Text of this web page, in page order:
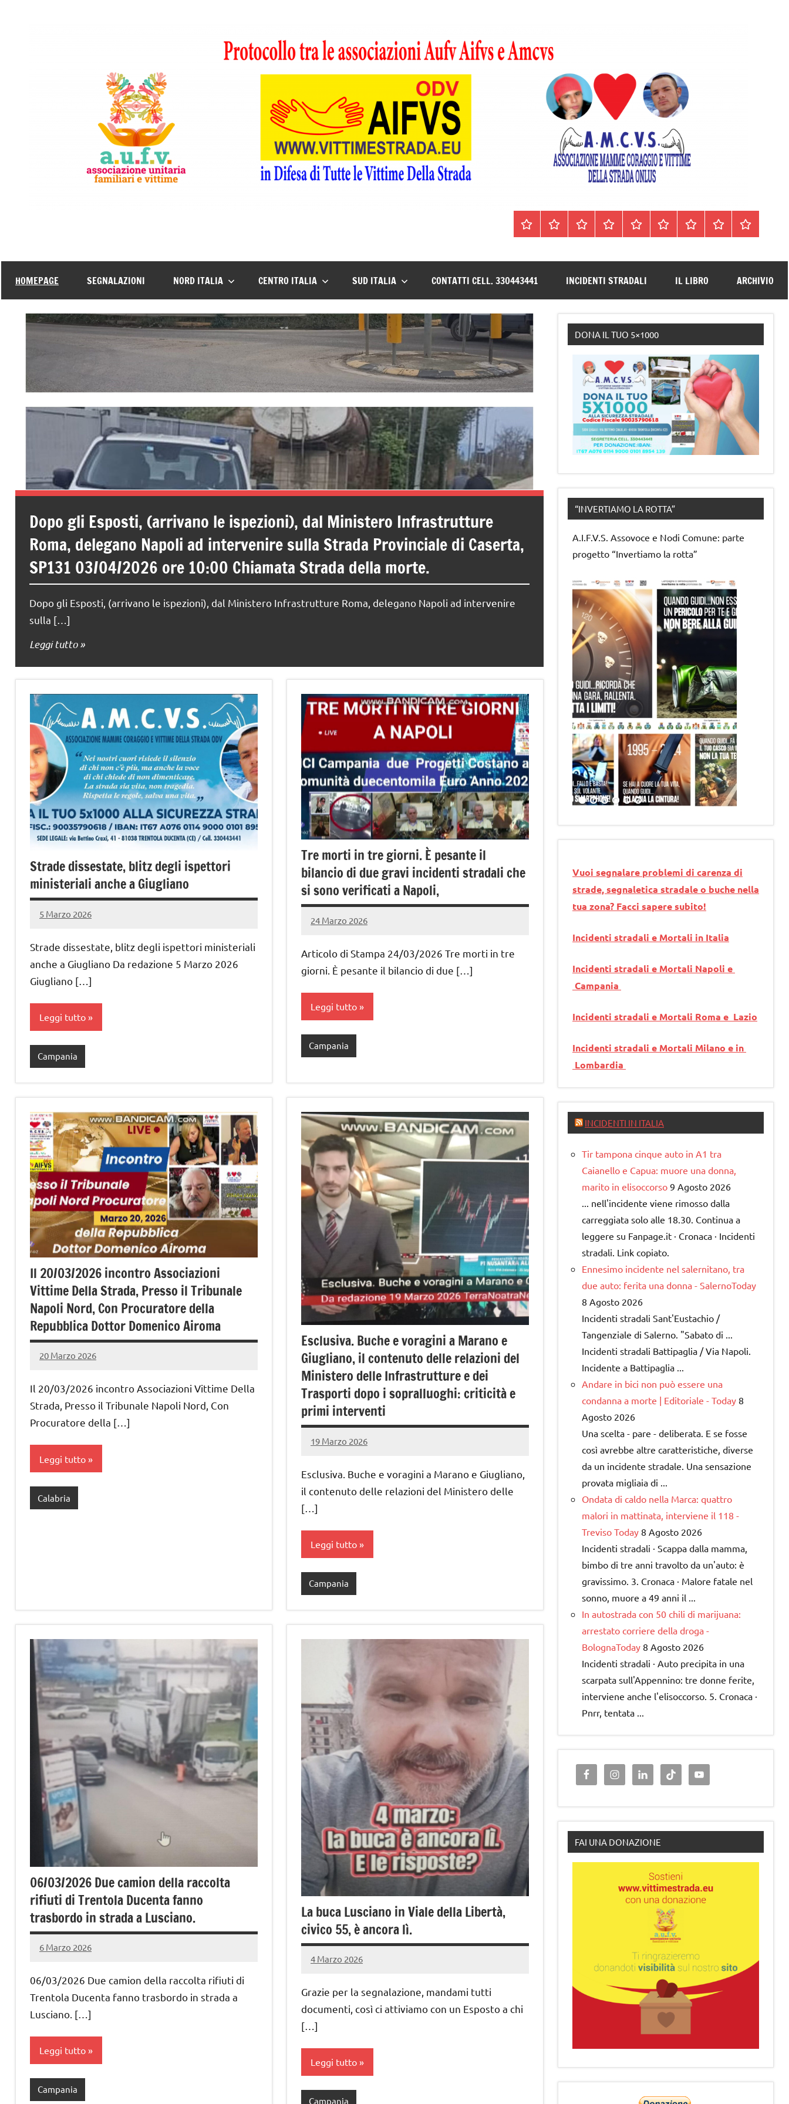
–
Associazione
Italiana
Familiari
e
Vittime
della
Strada
di
tutte
della
HomepageSegnalazioni
Nord
Centro
Sud
Contatti
330443441
Incidenti
Il
Archivio
HOMEPAGE SEGNALAZIONI NORD ITALIA CENTRO ITALIA SUD ITALIA CONTATTI CELL. 330443441 INCIDENTI STRADALI IL LIBRO ARCHIVIO
Dopo gli Esposti, (arrivano le ispezioni), dal Ministero Infrastrutture
Roma, delegano Napoli ad intervenire sulla Strada Provinciale di Caserta,
SP131 03/04/2026 ore 10:00 Chiamata Strada della morte.
Dopo gli Esposti, (arrivano le ispezioni), dal Ministero Infrastrutture Roma, delegano Napoli ad intervenire
sulla […]
Leggi tutto
Strade dissestate, blitz degli ispettori
ministeriali anche a Giugliano
5 Marzo 2026
admin
Nessun
Strade dissestate, blitz degli ispettori ministeriali
anche a Giugliano Da redazione 5 Marzo 2026
Giugliano […]
Leggi tutto
Campania
Tre morti in tre giorni. È pesante il
bilancio di due gravi incidenti stradali che
si sono verificati a Napoli,
24 Marzo 2026
admin
Nessun
Articolo di Stampa 24/03/2026 Tre morti in tre
giorni. È pesante il bilancio di due […]
Leggi tutto
Campania
Il 20/03/2026 incontro Associazioni
Vittime Della Strada, Presso il Tribunale
Napoli Nord, Con Procuratore della
Repubblica Dottor Domenico Airoma
20 Marzo 2026
admin
Nessun
Il 20/03/2026 incontro Associazioni Vittime Della
Strada, Presso il Tribunale Napoli Nord, Con
Procuratore della […]
Leggi tutto
Calabria
Esclusiva. Buche e voragini a Marano e
Giugliano, il contenuto delle relazioni del
Ministero delle Infrastrutture e dei
Trasporti dopo i sopralluoghi: criticità e
primi interventi
19 Marzo 2026
admin
Nessun
Esclusiva. Buche e voragini a Marano e Giugliano,
il contenuto delle relazioni del Ministero delle
[…]
Leggi tutto
Campania
06/03/2026 Due camion della raccolta
rifiuti di Trentola Ducenta fanno
trasbordo in strada a Lusciano.
6 Marzo 2026
admin
Nessun
06/03/2026 Due camion della raccolta rifiuti di
Trentola Ducenta fanno trasbordo in strada a
Lusciano. […]
Leggi tutto
Campania
La buca Lusciano in Viale della Libertà,
civico 55, è ancora lì.
4 Marzo 2026
admin
Nessun
Grazie per la segnalazione, mandami tutti
documenti, così ci attiviamo con un Esposto a chi
[…]
Leggi tutto
Campania
DONA IL TUO 5×1000
“INVERTIAMO LA ROTTA”
A.I.F.V.S. Assovoce e Nodi Comune: parte
progetto “Invertiamo la rotta”
Vuoi segnalare problemi di carenza di
strade, segnaletica stradale o buche nella
tua zona? Facci sapere subito!
Incidenti stradali e Mortali in Italia
Incidenti stradali e Mortali Napoli e
Campania
Incidenti stradali e Mortali Roma e Lazio
Incidenti stradali e Mortali Milano e in
Lombardia
INCIDENTI IN ITALIA
Tir tampona cinque auto in A1 tra
Caianello e Capua: muore una donna,
marito in elisoccorso 9 Agosto 2026
... nell'incidente viene rimosso dalla
carreggiata solo alle 18.30. Continua a
leggere su Fanpage.it · Cronaca · Incidenti
stradali. Link copiato.
Ennesimo incidente nel salernitano, tra
due auto: ferita una donna - SalernoToday
8 Agosto 2026
Incidenti stradali Sant'Eustachio /
Tangenziale di Salerno. "Sabato di ...
Incidenti stradali Battipaglia / Via Napoli.
Incidente a Battipaglia ...
Andare in bici non può essere una
condanna a morte | Editoriale - Today 8
Agosto 2026
Una scelta - pare - deliberata. E se fosse
così avrebbe altre caratteristiche, diverse
da un incidente stradale. Una sensazione
provata migliaia di ...
Ondata di caldo nella Marca: quattro
malori in mattinata, interviene il 118 -
Treviso Today 8 Agosto 2026
Incidenti stradali · Scappa dalla mamma,
bimbo di tre anni travolto da un'auto: è
gravissimo. 3. Cronaca · Malore fatale nel
sonno, muore a 49 anni il ...
In autostrada con 50 chili di marijuana:
arrestato corriere della droga -
BolognaToday 8 Agosto 2026
Incidenti stradali · Auto precipita in una
scarpata sull'Appennino: tre donne ferite,
interviene anche l'elisoccorso. 5. Cronaca ·
Pnrr, tentata ...
FAI UNA DONAZIONE